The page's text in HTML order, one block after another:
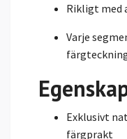
Rikligt med
Varje
Exklusivt
färgprakt